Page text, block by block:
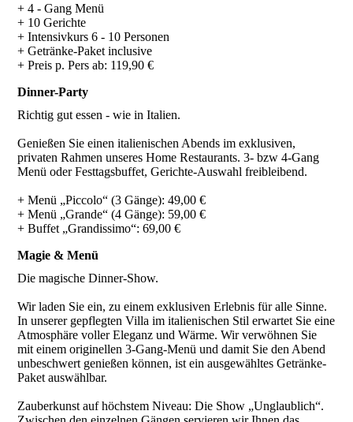
+ 4 - Gang Menü
+ 10 Gerichte
+ Intensivkurs 6 - 10 Personen
+ Getränke-Paket inclusive
+ Preis p. Pers ab: 119,90 €
Dinner-Party
Richtig gut essen - wie in Italien.
Genießen Sie einen italienischen Abends im exklusiven,
privaten Rahmen unseres Home Restaurants. 3- bzw 4-Gang
Menü oder Festtagsbuffet, Gerichte-Auswahl freibleibend.
+ Menü „Piccolo“ (3 Gänge): 49,00 €
+ Menü „Grande“ (4 Gänge): 59,00 €
+ Buffet „Grandissimo“: 69,00 €
Magie & Menü
Die magische Dinner-Show.
Wir laden Sie ein, zu einem exklusiven Erlebnis für alle Sinne.
In unserer gepflegten Villa im italienischen Stil erwartet Sie eine
Atmosphäre voller Eleganz und Wärme. Wir verwöhnen Sie
mit einem originellen 3-Gang-Menü und damit Sie den Abend
unbeschwert genießen können, ist ein ausgewähltes Getränke-
Paket auswählbar.
Zauberkunst auf höchstem Niveau: Die Show „Unglaublich“.